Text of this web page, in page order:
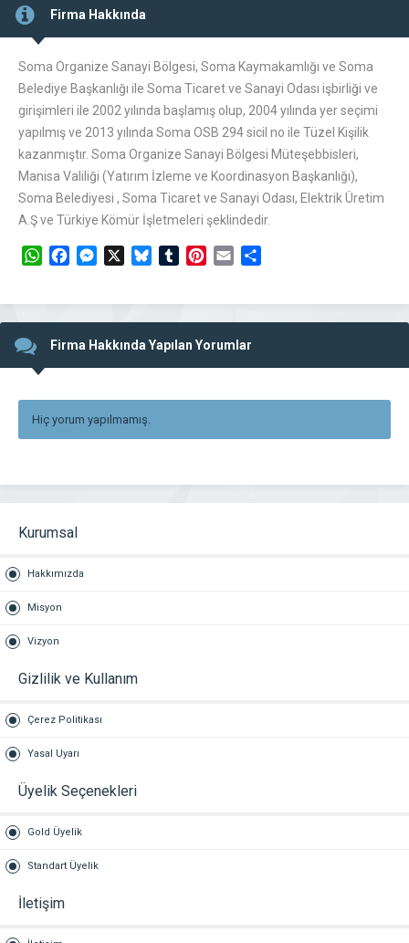
Firma Hakkında
Soma Organize Sanayi Bölgesi, Soma Kaymakamlığı ve Soma
Belediye Başkanlığı ile Soma Ticaret ve Sanayi Odası işbirliği ve
girişimleri ile 2002 yılında başlamış olup, 2004 yılında yer seçimi
yapılmış ve 2013 yılında Soma OSB 294 sicil no ile Tüzel Kişilik
kazanmıştır. Soma Organize Sanayi Bölgesi Müteşebbisleri,
Manisa Valiliği (Yatırım İzleme ve Koordinasyon Başkanlığı),
Soma Belediyesi , Soma Ticaret ve Sanayi Odası, Elektrik Üretim
A.Ş ve Türkiye Kömür İşletmeleri şeklindedir.
WhatsAppFacebookMessengerBlueskyTumblrPinterest
Email
Firma Hakkında Yapılan Yorumlar
Hiç yorum yapılmamış.
Kurumsal
Hakkımızda
Misyon
Vizyon
Gizlilik ve Kullanım
Çerez Politikası
Yasal Uyarı
Üyelik Seçenekleri
Gold Üyelik
Standart Üyelik
İletişim